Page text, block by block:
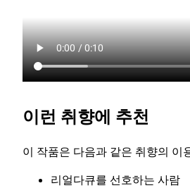
이런 취향에 추천
이 작품은 다음과 같은 취향의 이
리얼다큐를 선호하는 사람